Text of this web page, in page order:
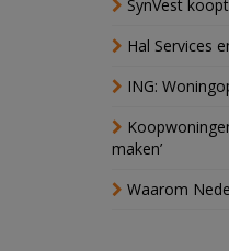
SynVest
Hal Services
ING:
maken’
Waarom